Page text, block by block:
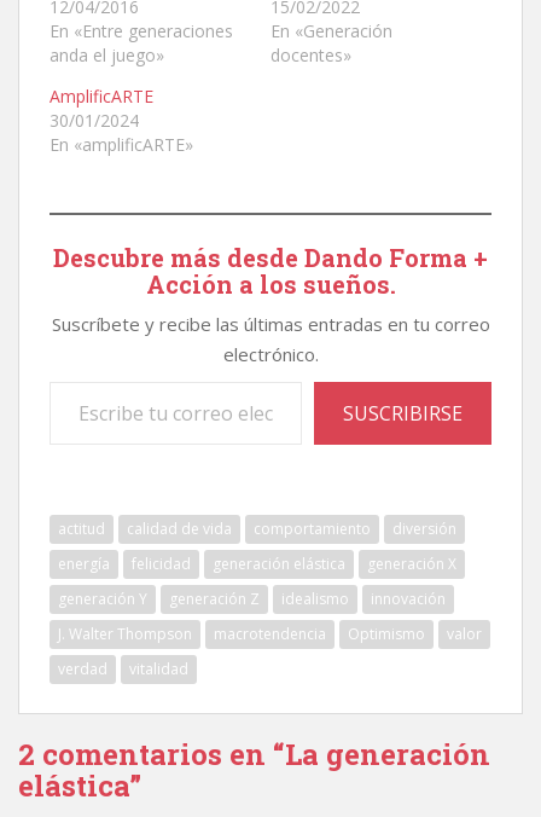
12/04/2016
En «Entre generaciones
anda el juego»
15/02/2022
En «Generación
docentes»
AmplificARTE
30/01/2024
En «amplificARTE»
Descubre más desde Dando Forma +
Acción a los sueños.
Suscríbete y recibe las últimas entradas en tu correo
electrónico.
SUSCRIBIRSE
actitud calidad de vida comportamiento
diversión
energía
felicidad generación elástica
generación X
generación Y
generación Z idealismo
innovación
J. Walter Thompson
macrotendencia Optimismo
valor
verdad
vitalidad
2 comentarios en “La generación
elástica”